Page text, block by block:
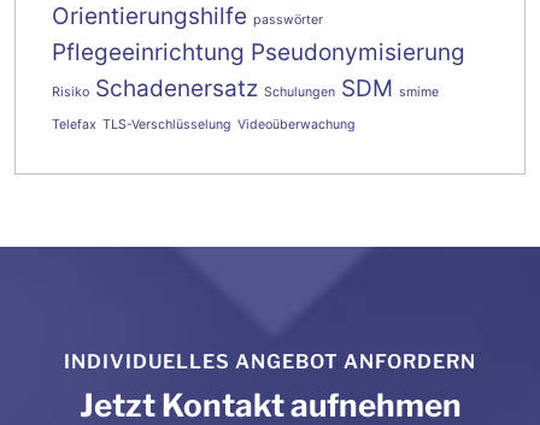
Orientierungshilfe passwörter
Pflegeeinrichtung Pseudonymisierung
Risiko Schadenersatz Schulungen SDM smime
Telefax TLS-Verschlüsselung Videoüberwachung
INDIVIDUELLES ANGEBOT ANFORDERN
Jetzt Kontakt aufnehmen